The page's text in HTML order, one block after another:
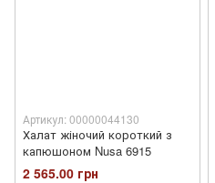
Артикул: 00000044130
Халат жіночий короткий з
капюшоном Nusa 6915
2 565.00 грн